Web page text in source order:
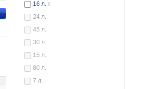
16 л. 6
24 л.
45 л.
30 л.
15 л.
80 л.
7 л.